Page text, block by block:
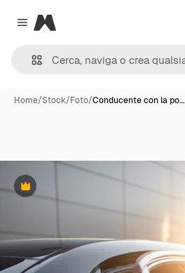
Close menu
Magnific
Home/Stock/Foto/Conducente con la po…
Premium